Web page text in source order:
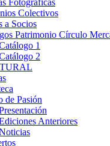
Fotográficas
Colectivos
a Socios
Patrimonio Círculo
1
2
de Pasión
Anteriores